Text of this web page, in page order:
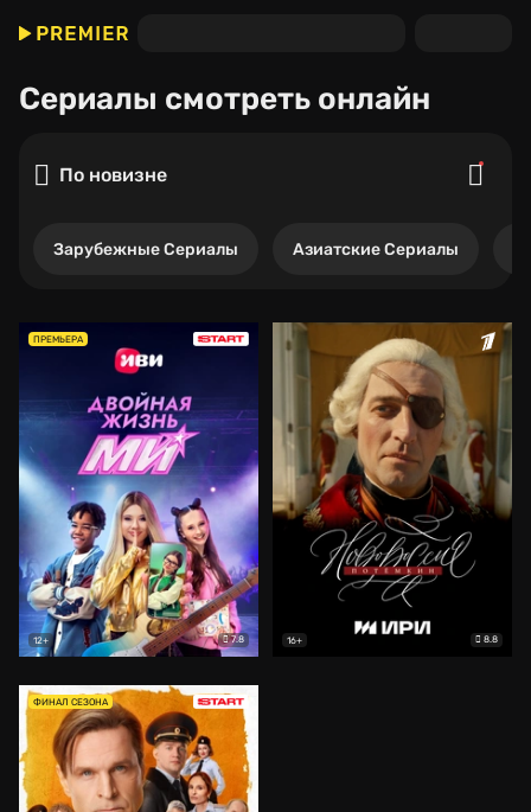
Сериалы смотреть онлайн
По новизне
Зарубежные Сериалы Азиатские Сериалы
12+ 7.8
ПРЕМЬЕРА
16+ 8.8
ФИНАЛ СЕЗОНА